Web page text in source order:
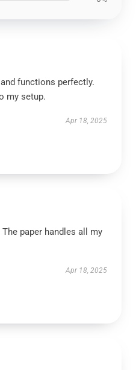
functions perfectly.
my setup.
Apr 18, 2025
paper handles all my
Apr 18, 2025